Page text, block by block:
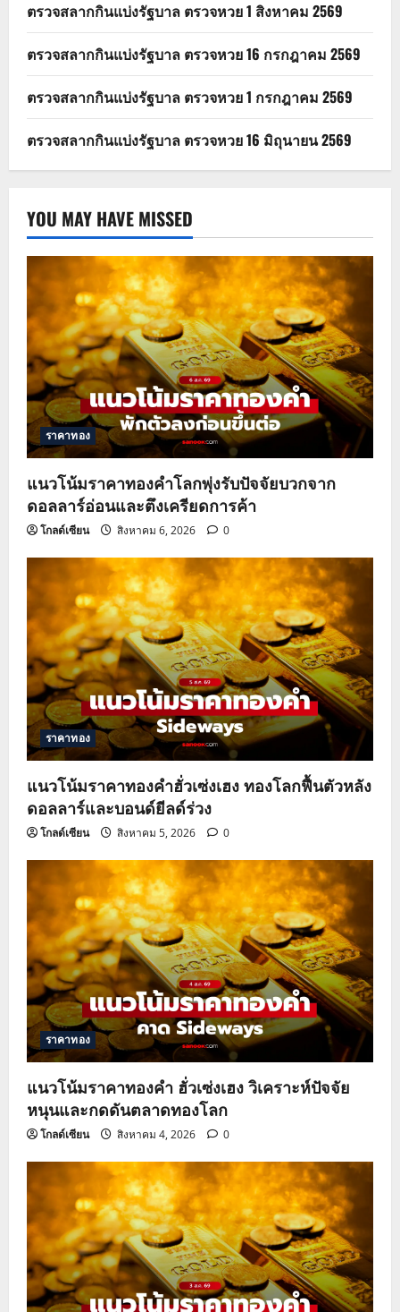
ตรวจสลากกินแบ่งรัฐบาล ตรวจหวย 1 สิงหาคม 2569
ตรวจสลากกินแบ่งรัฐบาล ตรวจหวย 16 กรกฎาคม 2569
ตรวจสลากกินแบ่งรัฐบาล ตรวจหวย 1 กรกฎาคม 2569
ตรวจสลากกินแบ่งรัฐบาล ตรวจหวย 16 มิถุนายน 2569
YOU MAY HAVE MISSED
ราคาทอง
แนวโน้มราคาทองคำโลกพุ่งรับปัจจัยบวกจาก
ดอลลาร์อ่อนและตึงเครียดการค้า
โกลด์เซียน สิงหาคม 6, 2026 0
ราคาทอง
แนวโน้มราคาทองคำฮั่วเซ่งเฮง ทองโลกฟื้นตัวหลัง
ดอลลาร์และบอนด์ยีลด์ร่วง
โกลด์เซียน สิงหาคม 5, 2026 0
ราคาทอง
แนวโน้มราคาทองคำ ฮั่วเซ่งเฮง วิเคราะห์ปัจจัย
หนุนและกดดันตลาดทองโลก
โกลด์เซียน สิงหาคม 4, 2026 0